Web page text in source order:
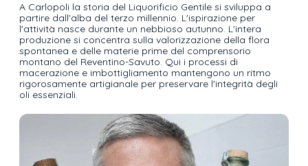
A Carlopoli la storia del Liquorificio Gentile si sviluppa a
partire dall'alba del terzo millennio. L'ispirazione per
l'attività nasce durante un nebbioso autunno. L'intera
produzione si concentra sulla valorizzazione della flora
spontanea e delle materie prime del comprensorio
montano del Reventino-Savuto. Qui i processi di
macerazione e imbottigliamento mantengono un ritmo
rigorosamente artigianale per preservare l'integrità degli
oli essenziali.